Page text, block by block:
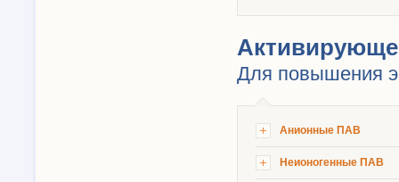
Для повышения
Анионные ПАВ
Неионогенные ПАВ